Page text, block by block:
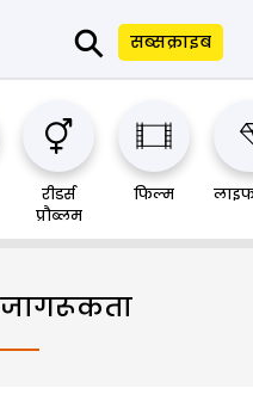
⚲ सब्सक्राइब
रीडर्स
प्रौब्लम
फिल्म
जागरूकता